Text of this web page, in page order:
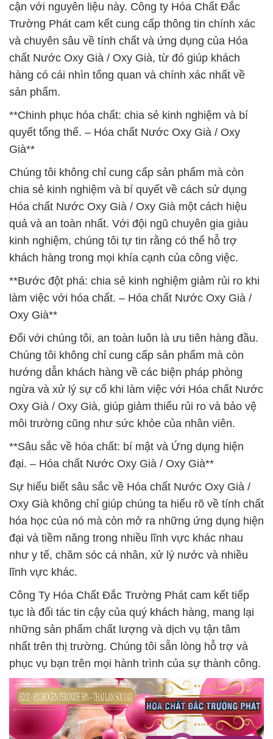
cận với nguyên liệu này. Công ty Hóa Chất Đắc
Trường Phát cam kết cung cấp thông tin chính xác
và chuyên sâu về tính chất và ứng dụng của Hóa
chất Nước Oxy Già / Oxy Già, từ đó giúp khách
hàng có cái nhìn tổng quan và chính xác nhất về
sản phẩm.
**Chinh phục hóa chất: chia sẻ kinh nghiệm và bí
quyết tổng thể. – Hóa chất Nước Oxy Già / Oxy
Già**
Chúng tôi không chỉ cung cấp sản phẩm mà còn
chia sẻ kinh nghiệm và bí quyết về cách sử dụng
Hóa chất Nước Oxy Già / Oxy Già một cách hiệu
quả và an toàn nhất. Với đội ngũ chuyên gia giàu
kinh nghiệm, chúng tôi tự tin rằng có thể hỗ trợ
khách hàng trong mọi khía cạnh của công việc.
**Bước đột phá: chia sẻ kinh nghiệm giảm rủi ro khi
làm việc với hóa chất. – Hóa chất Nước Oxy Già /
Oxy Già**
Đối với chúng tôi, an toàn luôn là ưu tiên hàng đầu.
Chúng tôi không chỉ cung cấp sản phẩm mà còn
hướng dẫn khách hàng về các biện pháp phòng
ngừa và xử lý sự cố khi làm việc với Hóa chất Nước
Oxy Già / Oxy Già, giúp giảm thiểu rủi ro và bảo vệ
môi trường cũng như sức khỏe của nhân viên.
**Sâu sắc về hóa chất: bí mật và Ứng dụng hiện
đại. – Hóa chất Nước Oxy Già / Oxy Già**
Sự hiểu biết sâu sắc về Hóa chất Nước Oxy Già /
Oxy Già không chỉ giúp chúng ta hiểu rõ về tính chất
hóa học của nó mà còn mở ra những ứng dụng hiện
đại và tiềm năng trong nhiều lĩnh vực khác nhau
như y tế, chăm sóc cá nhân, xử lý nước và nhiều
lĩnh vực khác.
Công Ty Hóa Chất Đắc Trường Phát cam kết tiếp
tục là đối tác tin cậy của quý khách hàng, mang lại
những sản phẩm chất lượng và dịch vụ tận tâm
nhất trên thị trường. Chúng tôi sẵn lòng hỗ trợ và
phục vụ bạn trên mọi hành trình của sự thành công.